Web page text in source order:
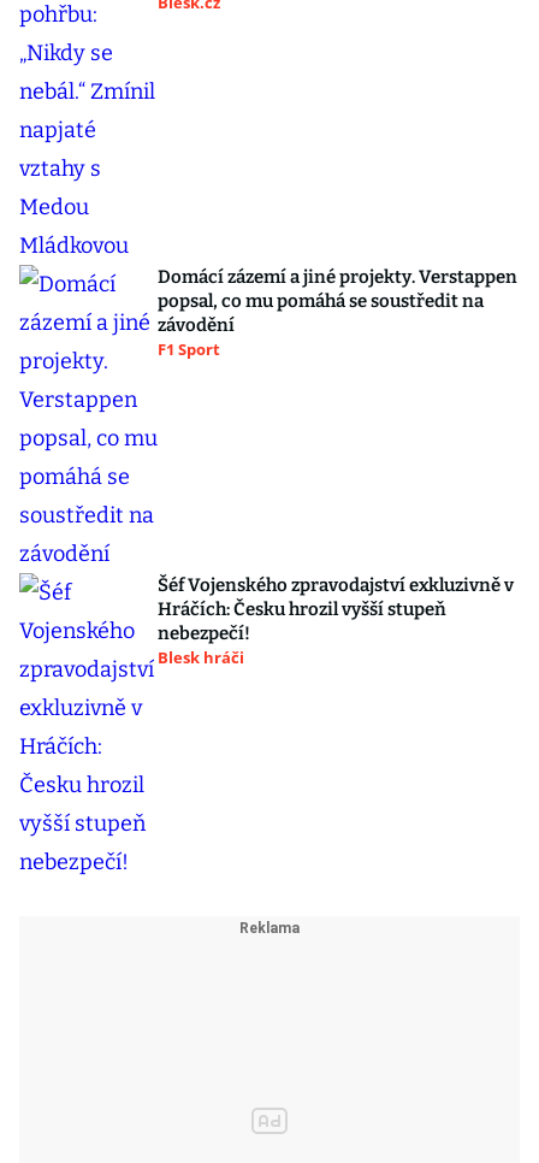
Domácí zázemí a jiné projekty. Verstappen
popsal, co mu pomáhá se soustředit na
závodění
F1 Sport
Šéf Vojenského zpravodajství exkluzivně v
Hráčích: Česku hrozil vyšší stupeň
nebezpečí!
Blesk hráči